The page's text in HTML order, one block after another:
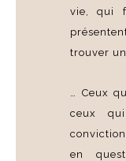
vie, qui
trouver
… Ceux
ceux
en